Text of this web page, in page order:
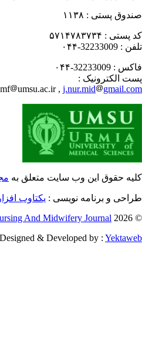
پستی : ۱۱۳۸
پستی : ۵۷۱۴۷۸۳۷۳۴
: 32233009-۰۴۴
: 32233009-۰۴۴
الکترونیک :
umsu.ac.ir ,j.nur.mid
حقوق این وب سایت متعلق به
و برنامه نویسی : یکتاوب
©
Nursing And Midwifery Journal
Designed & Developed by :